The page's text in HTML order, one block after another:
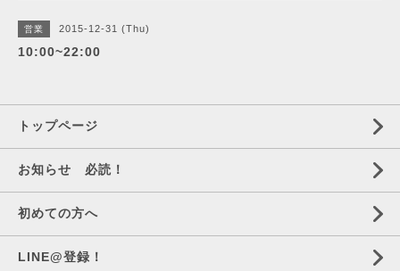
営業 2015-12-31 (Thu)
10:00~22:00
トップページ
お知らせ 必読！
初めての方へ
LINE@登録！